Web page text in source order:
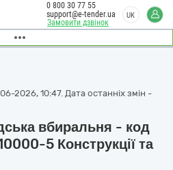
Замовити дзвінок
0 800 30 77 55
support@e-tender.ua
UK
2026, 10:47. Дата останніх змін -
вбиральня - код
5 Конструкції та